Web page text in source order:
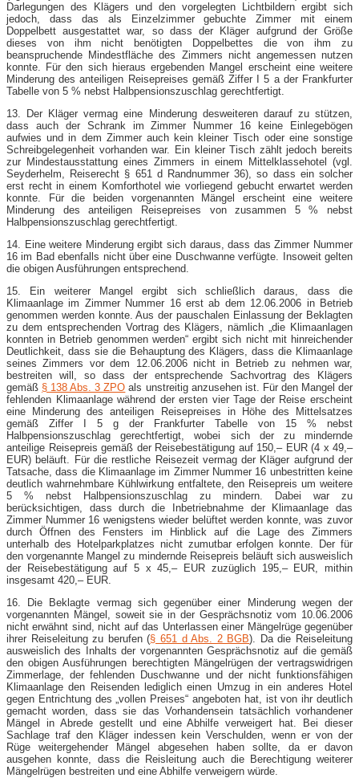
Darlegungen des Klägers und den vorgelegten Lichtbildern ergibt sich
jedoch, dass das als Einzelzimmer gebuchte Zimmer mit einem
Doppelbett ausgestattet war, so dass der Kläger aufgrund der Größe
dieses von ihm nicht benötigten Doppelbettes die von ihm zu
beanspruchende Mindestfläche des Zimmers nicht angemessen nutzen
konnte. Für den sich hieraus ergebenden Mangel erscheint eine weitere
Minderung des anteiligen Reisepreises gemäß Ziffer I 5 a der Frankfurter
Tabelle von 5 % nebst Halbpensionszuschlag gerechtfertigt.
13. Der Kläger vermag eine Minderung desweiteren darauf zu stützen,
dass auch der Schrank im Zimmer Nummer 16 keine Einlegebögen
aufwies und in dem Zimmer auch kein kleiner Tisch oder eine sonstige
Schreibgelegenheit vorhanden war. Ein kleiner Tisch zählt jedoch bereits
zur Mindestausstattung eines Zimmers in einem Mittelklassehotel (vgl.
Seyderhelm, Reiserecht § 651 d Randnummer 36), so dass ein solcher
erst recht in einem Komforthotel wie vorliegend gebucht erwartet werden
konnte. Für die beiden vorgenannten Mängel erscheint eine weitere
Minderung des anteiligen Reisepreises von zusammen 5 % nebst
Halbpensionszuschlag gerechtfertigt.
14. Eine weitere Minderung ergibt sich daraus, dass das Zimmer Nummer
16 im Bad ebenfalls nicht über eine Duschwanne verfügte. Insoweit gelten
die obigen Ausführungen entsprechend.
15. Ein weiterer Mangel ergibt sich schließlich daraus, dass die
Klimaanlage im Zimmer Nummer 16 erst ab dem 12.06.2006 in Betrieb
genommen werden konnte. Aus der pauschalen Einlassung der Beklagten
zu dem entsprechenden Vortrag des Klägers, nämlich „die Klimaanlagen
konnten in Betrieb genommen werden“ ergibt sich nicht mit hinreichender
Deutlichkeit, dass sie die Behauptung des Klägers, dass die Klimaanlage
seines Zimmers vor dem 12.06.2006 nicht in Betrieb zu nehmen war,
bestreiten will, so dass der entsprechende Sachvortrag des Klägers
gemäß § 138 Abs. 3 ZPO als unstreitig anzusehen ist. Für den Mangel der
fehlenden Klimaanlage während der ersten vier Tage der Reise erscheint
eine Minderung des anteiligen Reisepreises in Höhe des Mittelsatzes
gemäß Ziffer I 5 g der Frankfurter Tabelle von 15 % nebst
Halbpensionszuschlag gerechtfertigt, wobei sich der zu mindernde
anteilige Reisepreis gemäß der Reisebestätigung auf 150,– EUR (4 x 49,–
EUR) beläuft. Für die restliche Reisezeit vermag der Kläger aufgrund der
Tatsache, dass die Klimaanlage im Zimmer Nummer 16 unbestritten keine
deutlich wahrnehmbare Kühlwirkung entfaltete, den Reisepreis um weitere
5 % nebst Halbpensionszuschlag zu mindern. Dabei war zu
berücksichtigen, dass durch die Inbetriebnahme der Klimaanlage das
Zimmer Nummer 16 wenigstens wieder belüftet werden konnte, was zuvor
durch Öffnen des Fensters im Hinblick auf die Lage des Zimmers
unterhalb des Hotelparkplatzes nicht zumutbar erfolgen konnte. Der für
den vorgenannte Mangel zu mindernde Reisepreis beläuft sich ausweislich
der Reisebestätigung auf 5 x 45,– EUR zuzüglich 195,– EUR, mithin
insgesamt 420,– EUR.
16. Die Beklagte vermag sich gegenüber einer Minderung wegen der
vorgenannten Mängel, soweit sie in der Gesprächsnotiz vom 10.06.2006
nicht erwähnt sind, nicht auf das Unterlassen einer Mängelrüge gegenüber
ihrer Reiseleitung zu berufen (§ 651 d Abs. 2 BGB). Da die Reiseleitung
ausweislich des Inhalts der vorgenannten Gesprächsnotiz auf die gemäß
den obigen Ausführungen berechtigten Mängelrügen der vertragswidrigen
Zimmerlage, der fehlenden Duschwanne und der nicht funktionsfähigen
Klimaanlage den Reisenden lediglich einen Umzug in ein anderes Hotel
gegen Entrichtung des „vollen Preises“ angeboten hat, ist von ihr deutlich
gemacht worden, dass sie das Vorhandensein tatsächlich vorhandener
Mängel in Abrede gestellt und eine Abhilfe verweigert hat. Bei dieser
Sachlage traf den Kläger indessen kein Verschulden, wenn er von der
Rüge weitergehender Mängel abgesehen haben sollte, da er davon
ausgehen konnte, dass die Reisleitung auch die Berechtigung weiterer
Mängelrügen bestreiten und eine Abhilfe verweigern würde.